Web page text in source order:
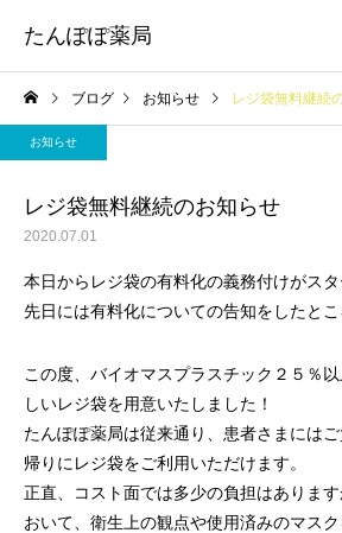
たんぽぽ薬局
ブログ お知らせ レジ袋無料継続
お知らせ
レジ袋無料継続のお知らせ
2020.07.01
本日からレジ袋の有料化の義務付けがスタ
先日には有料化についての告知をしたと
この度、バイオマスプラスチック２５％
しいレジ袋を用意いたしました！
たんぽぽ薬局は従来通り、患者さまには
帰りにレジ袋をご利用いただけます。
正直、コスト面では多少の負担はありま
おいて、衛生上の観点や使用済みのマス